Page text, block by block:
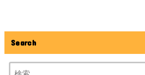
Search